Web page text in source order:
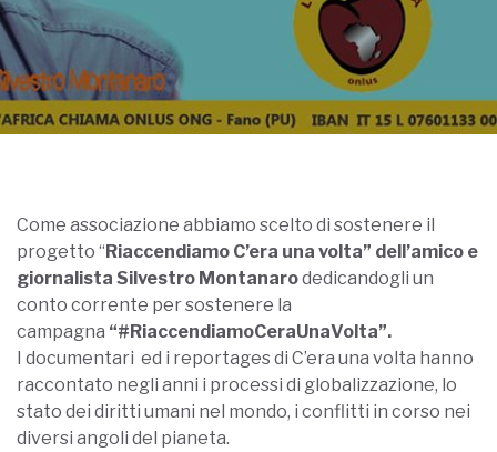
Come associazione abbiamo scelto di sostenere il
progetto “ Riaccendiamo C’era una volta” dell’amico e
giornalista Silvestro Montanarodedicandogli un
conto corrente per sostenere la
campagna “#RiaccendiamoCeraUnaVolta”.
I documentari ed i reportages di C’era una volta hanno
raccontato negli anni i processi di globalizzazione, lo
stato dei diritti umani nel mondo, i conflitti in corso nei
diversi angoli del pianeta.